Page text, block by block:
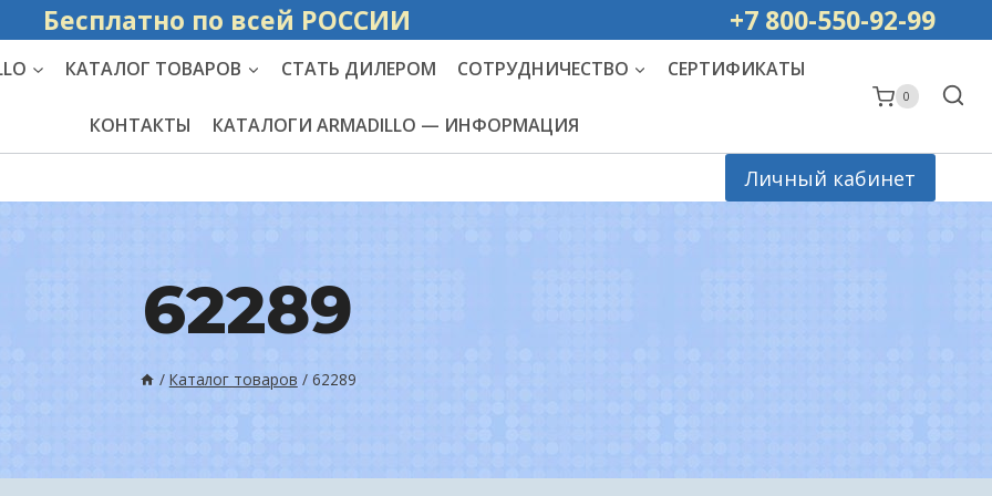
Бесплатно по всей РОССИИ +7 800-550-92-99
КАТАЛОГ ТОВАРОВ СТАТЬ ДИЛЕРОМ СОТРУДНИЧЕСТВО СЕРТИФИКАТЫ
КОНТАКТЫ КАТАЛОГИ ARMADILLO — ИНФОРМАЦИЯ
0
Личный кабинет
62289
/ Каталог товаров / 62289